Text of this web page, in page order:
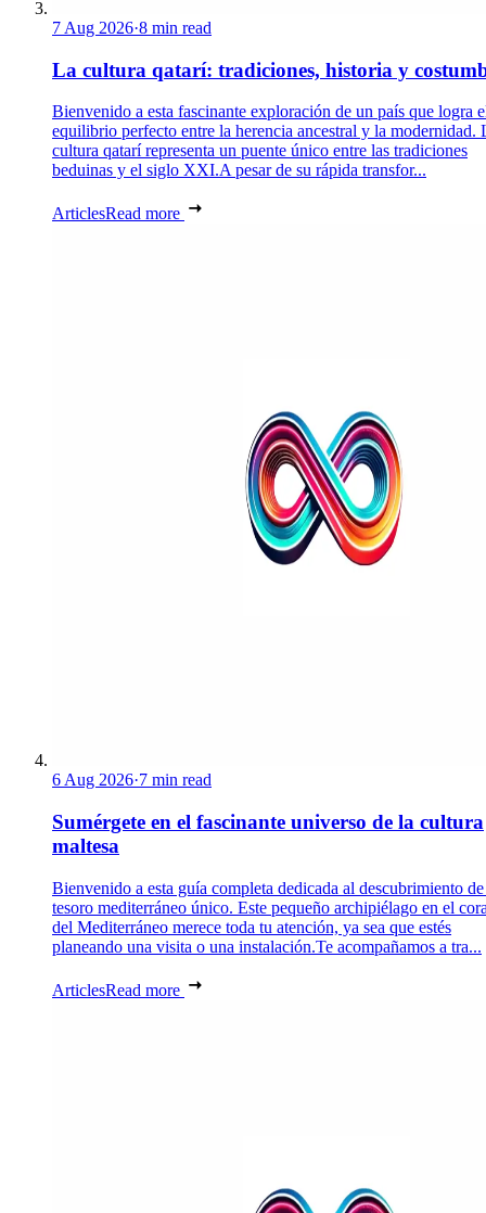
7 Aug 2026·8 min read
La cultura qatarí: tradiciones, historia y
Bienvenido a esta fascinante exploración de un país que logra
equilibrio perfecto entre la herencia ancestral y la modernidad.
cultura qatarí representa un puente único entre las tradiciones
beduinas y el siglo XXI.A pesar de su rápida transfor...
ArticlesRead more
6 Aug 2026·7 min read
Sumérgete en el fascinante universo de la cultura
maltesa
Bienvenido a esta guía completa dedicada al descubrimiento
tesoro mediterráneo único. Este pequeño archipiélago en el
del Mediterráneo merece toda tu atención, ya sea que estés
planeando una visita o una instalación.Te acompañamos a tra...
ArticlesRead more